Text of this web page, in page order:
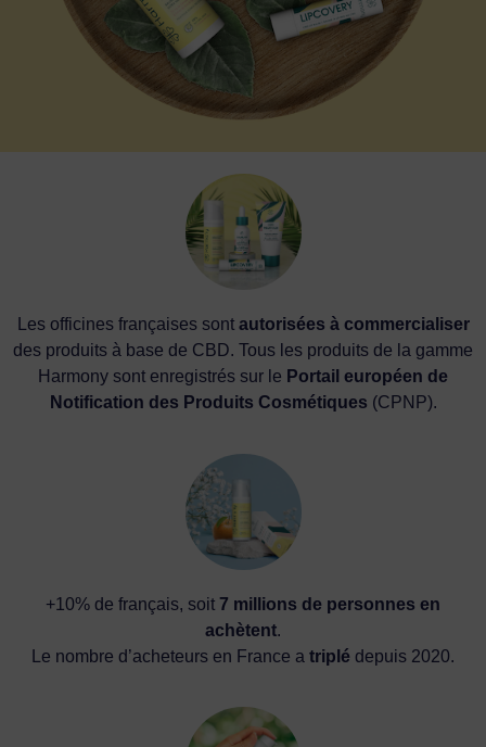
Les officines françaises sont autorisées à commercialiser
des produits à base de CBD. Tous les produits de la gamme
Harmony sont enregistrés sur le Portail européen de
Notification des Produits Cosmétiques (CPNP).
+10% de français, soit 7 millions de personnes en
achètent.
Le nombre d’acheteurs en France a triplé depuis 2020.